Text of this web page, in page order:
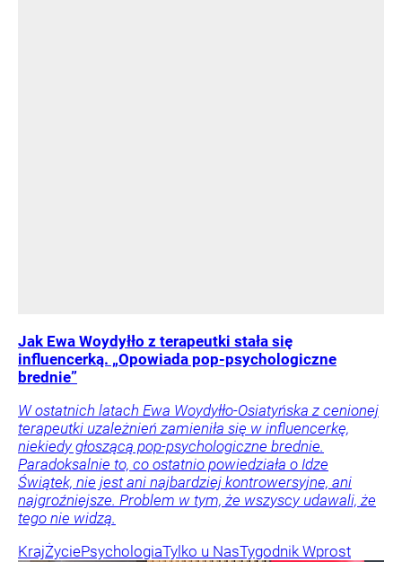
Jak Ewa Woydyłło z terapeutki stała się
influencerką. „Opowiada pop-psychologiczne
brednie”
W ostatnich latach Ewa Woydyłło-Osiatyńska z cenionej
terapeutki uzależnień zamieniła się w influencerkę,
niekiedy głoszącą pop-psychologiczne brednie.
Paradoksalnie to, co ostatnio powiedziała o Idze
Świątek, nie jest ani najbardziej kontrowersyjne, ani
najgroźniejsze. Problem w tym, że wszyscy udawali, że
tego nie widzą.
KrajŻyciePsychologiaTylko u NasTygodnik Wprost